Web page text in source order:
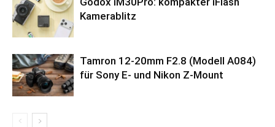
Kamerablitz
Tamron 12-20mm F2.8 (Modell A084)
für Sony E- und Nikon Z-Mount